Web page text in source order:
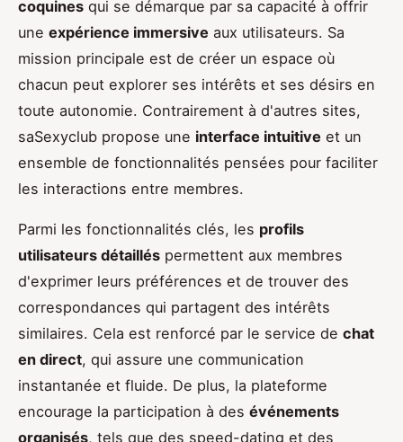
coquines qui se démarque par sa capacité à offrir
une expérience immersive aux utilisateurs. Sa
mission principale est de créer un espace où
chacun peut explorer ses intérêts et ses désirs en
toute autonomie. Contrairement à d'autres sites,
saSexyclub propose une interface intuitive et un
ensemble de fonctionnalités pensées pour faciliter
les interactions entre membres.
Parmi les fonctionnalités clés, les profils
utilisateurs détaillés permettent aux membres
d'exprimer leurs préférences et de trouver des
correspondances qui partagent des intérêts
similaires. Cela est renforcé par le service de chat
en direct, qui assure une communication
instantanée et fluide. De plus, la plateforme
encourage la participation à des événements
organisés, tels que des speed-dating et des